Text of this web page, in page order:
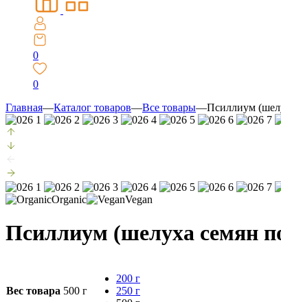
0
0
Главная—Каталог товаров—Все товары—Псиллиум
Organic Vegan
Псиллиум (шелуха семян
Вес товара 500 г
200 г
250 г